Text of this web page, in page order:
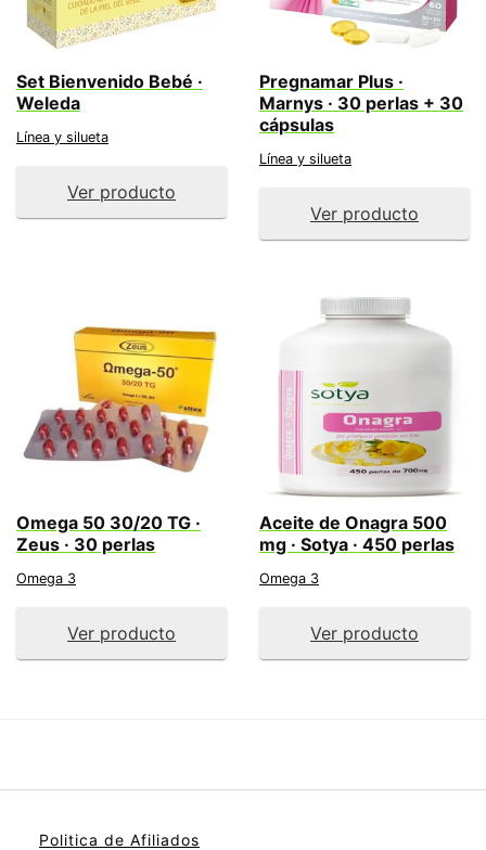
Set Bienvenido Bebé ·
Weleda
Línea y silueta
Ver producto
Pregnamar Plus ·
Marnys · 30 perlas + 30
cápsulas
Línea y silueta
Ver producto
Omega 50 30/20 TG ·
Zeus · 30 perlas
Omega 3
Ver producto
Aceite de Onagra 500
mg · Sotya · 450 perlas
Omega 3
Ver producto
Politica de Afiliados